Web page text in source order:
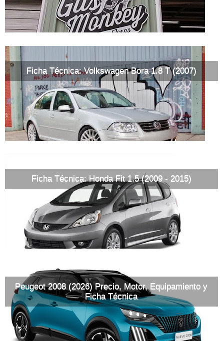
Ficha Técnica: Volkswagen Bora 1.8 T (2007)
Ficha Técnica: Honda Fit 1.5 (2009 - 2015)
Peugeot 2008 (2026) Precio, Motor, Equipamiento y
Ficha Técnica